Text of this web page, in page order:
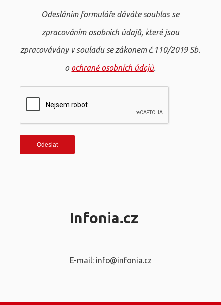
Odesláním formuláře dáváte souhlas se
zpracováním osobních údajů, které jsou
zpracovávány v souladu se zákonem č.110/2019 Sb.
o ochraně osobních údajů.
Infonia.cz
E-mail: info@infonia.cz